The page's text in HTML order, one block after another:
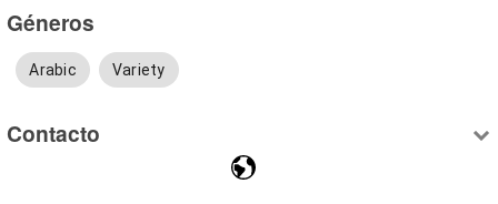
Géneros
Arabic Variety
Contacto